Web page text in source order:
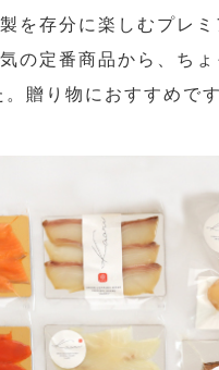
を存分に楽しむプレミ
の定番商品から、ち
贈り物におすすめです